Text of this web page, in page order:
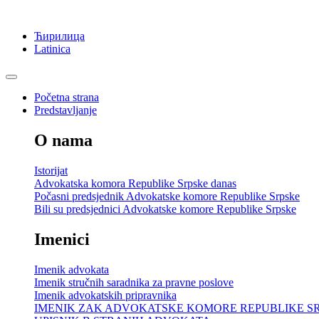
Ћирилица
Latinica
Početna strana
Predstavljanje
O nama
Istorijat
Advokatska komora Republike Srpske danas
Počasni predsjednik Advokatske komore Republike Srpske
Bili su predsjednici Advokatske komore Republike Srpske
Imenici
Imenik advokata
Imenik stručnih saradnika za pravne poslove
Imenik advokatskih pripravnika
IMENIK ZAK ADVOKATSKE KOMORE REPUBLIKE